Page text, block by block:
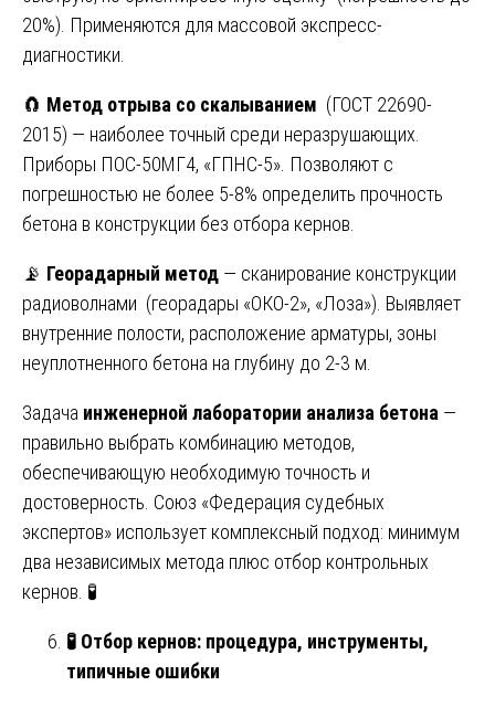
20%). Применяются для массовой экспресс-
диагностики.
🧲 Метод отрыва со скалыванием (ГОСТ 22690-
2015) — наиболее точный среди неразрушающих.
Приборы ПОС-50МГ4, «ГПНС-5». Позволяют с
погрешностью не более 5-8% определить прочность
бетона в конструкции без отбора кернов.
📡 Георадарный метод — сканирование конструкции
радиоволнами (георадары «ОКО-2», «Лоза»). Выявляет
внутренние полости, расположение арматуры, зоны
неуплотненного бетона на глубину до 2-3 м.
Задача инженерной лаборатории анализа бетона —
правильно выбрать комбинацию методов,
обеспечивающую необходимую точность и
достоверность. Союз «Федерация судебных
экспертов» использует комплексный подход: минимум
два независимых метода плюс отбор контрольных
кернов. 🧪
🧪 Отбор кернов: процедура, инструменты,
типичные ошибки